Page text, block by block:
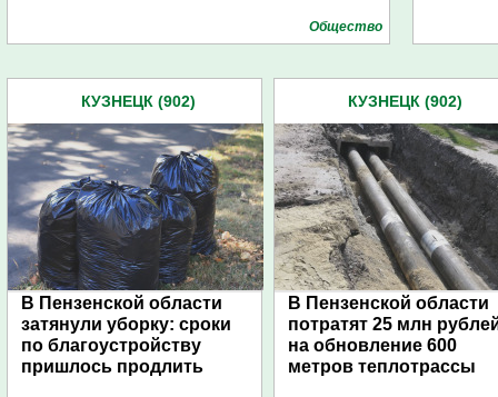
Общество
КУЗНЕЦК (902)
В Пензенской области
затянули уборку: сроки
по благоустройству
пришлось продлить
КУЗНЕЦК (902)
В Пензенской области
потратят 25 млн
на обновление 600
метров теплотрассы